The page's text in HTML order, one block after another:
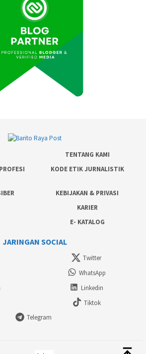
TENTANG KAMI
KODE ETIK JURNALISTIK
KEBIJAKAN & PRIVASI
KARIER
E- KATALOG
JARINGAN SOCIAL
Twitter
WhatsApp
Linkedin
Tiktok
Telegram